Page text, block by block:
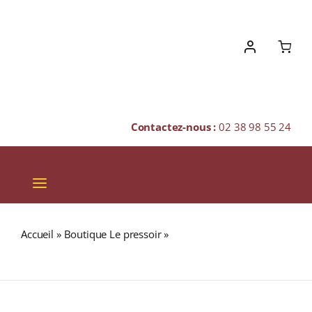
Contactez-nous :02 38 98 55 24
Toggle
Navigation
SPIRITUEUX
Accueil » Boutique Le pressoir»